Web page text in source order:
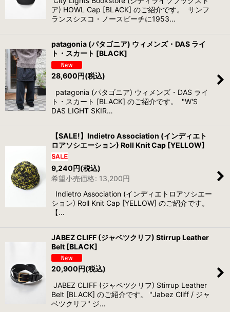
ア) HOWL Cap [BLACK] のご紹介です。 サンフ
ランスシスコ・ノースビーチに1953…
patagonia (パタゴニア) ウィメンズ・DAS ライ
ト・スカート [BLACK]
28,600円(税込)
patagonia (パタゴニア) ウィメンズ・DAS ライ
ト・スカート [BLACK] のご紹介です。 "W'S
DAS LIGHT SKIR…
【SALE!】Indietro Association (インディエト
ロアソシエーション) Roll Knit Cap [YELLOW]
9,240円(税込)
希望小売価格: 13,200円
Indietro Association (インディエトロアソシエー
ション) Roll Knit Cap [YELLOW] のご紹介です。
【…
JABEZ CLIFF (ジャベツクリフ) Stirrup Leather
Belt [BLACK]
20,900円(税込)
JABEZ CLIFF (ジャベツクリフ) Stirrup Leather
Belt [BLACK] のご紹介です。 "Jabez Cliff / ジャ
ベツクリフ" ジ…